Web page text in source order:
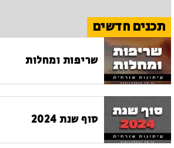
תכנים חדשים
שריפות ומחלות
סוף שנת 2024